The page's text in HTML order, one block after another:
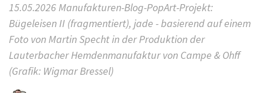
15.05.2026 Manufakturen-Blog-PopArt-Projekt:
Bügeleisen II (fragmentiert), jade - basierend auf einem
Foto von Martin Specht in der Produktion der
Lauterbacher Hemdenmanufaktur von Campe & Ohff
(Grafik: Wigmar Bressel)